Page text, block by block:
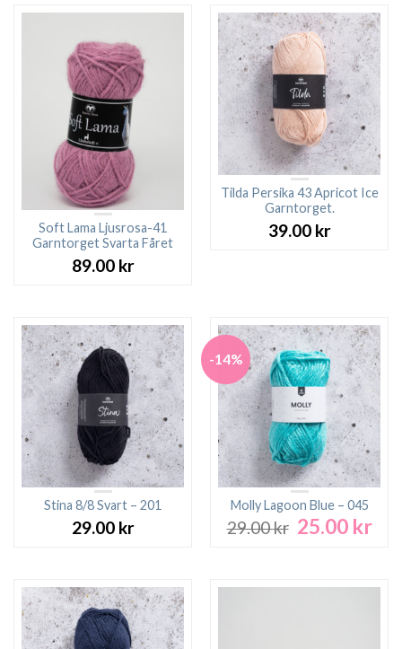
Soft Lama Ljusrosa-41
Garntorget Svarta Fåret
89.00 kr
Tilda Persika 43 Apricot Ice
Garntorget.
39.00 kr
Stina 8/8 Svart – 201
29.00 kr
-14%
Molly Lagoon Blue – 045
29.00kr Det
29.00 kr.
25.00 krDet